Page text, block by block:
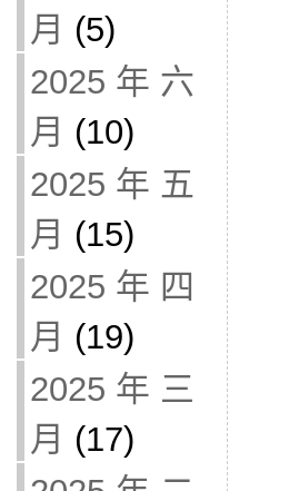
月 (5)
2025 年 六
月 (10)
2025 年 五
月 (15)
2025 年 四
月 (19)
2025 年 三
月 (17)